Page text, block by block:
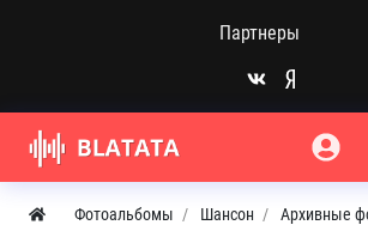
Партнеры
Фотоальбомы Шансон Архивные